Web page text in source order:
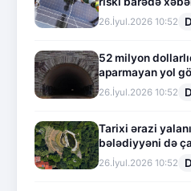
26.İyul.2026 10:52
52 milyon
aparmayan yol
26.İyul.2026 10:52
Tarixi ərazi
bələdiyyəni də
26.İyul.2026 10:52